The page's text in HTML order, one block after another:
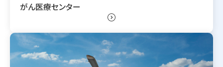
がん医療センター
expand_circle_right